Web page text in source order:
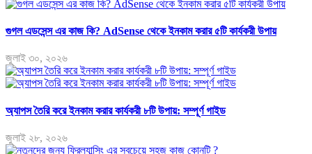
গুগল এডসেন্স এর কাজ কি? AdSense থেকে ইনকাম করার ৫টি কার্যকরী উপায়
জুলাই ৩০, ২০২৬
অ্যাপস তৈরি করে ইনকাম করার কার্যকরী ৮টি উপায়: সম্পূর্ণ গাইড
জুলাই ২৮, ২০২৬